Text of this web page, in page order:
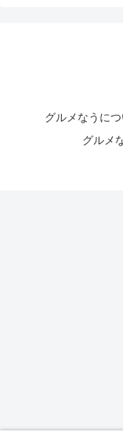
グルメなうに
グルメ